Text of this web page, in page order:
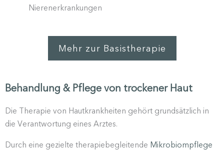
Nierenerkrankungen
Mehr zur Basistherapie
Behandlung & Pflege von trockener Haut
Die Therapie von Hautkrank­heiten gehört grund­sätzlich in
die Verant­wortung eines Arztes.
Durch eine gezielte thera­pie­be­glei­tende Mikro­biom­pflege